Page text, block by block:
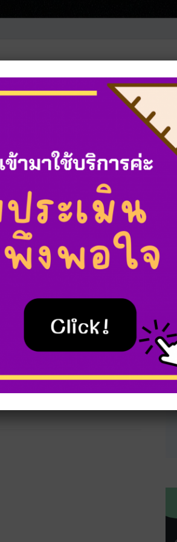
คลั
ขนาด ดาวน์โหลด
87.7KB
53.6KB DOWNLOAD
75.7KB DOWNLOAD